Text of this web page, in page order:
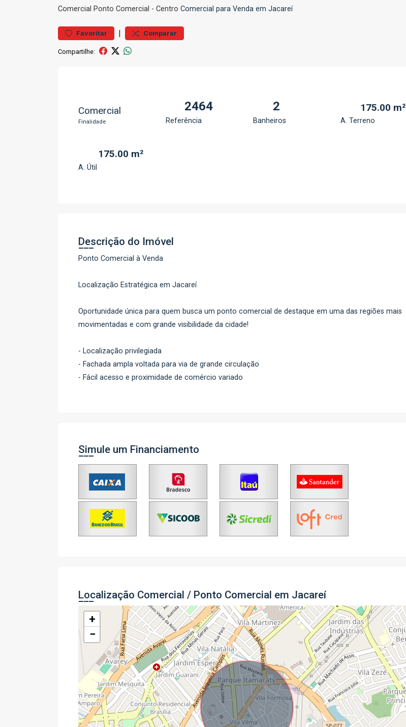
Comercial Ponto Comercial - Centro Comercial para Venda em Jacareí
Favoritar | Comparar
Compartilhe:
Comercial
Finalidade
2464
Referência
2
Banheiros
175.00 m²
A. Terreno
175.00 m²
A. Útil
Descrição do Imóvel
Ponto Comercial à Venda
Localização Estratégica em Jacareí
Oportunidade única para quem busca um ponto comercial de destaque em uma das regiões mais
movimentadas e com grande visibilidade da cidade!
- Localização privilegiada
- Fachada ampla voltada para via de grande circulação
- Fácil acesso e proximidade de comércio variado
Simule um Financiamento
Localização Comercial / Ponto Comercial em Jacareí
+
−